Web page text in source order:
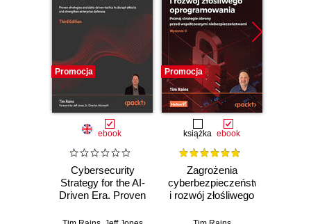
Promocja
ebook
Cybersecurity
Strategy for the AI-
Driven Era. Proven
data-driven tactics
Promocja
książka ebook
Zagrożenia
cyberbezpieczeństwa
i rozwój złośliwego
Poznaj strategie